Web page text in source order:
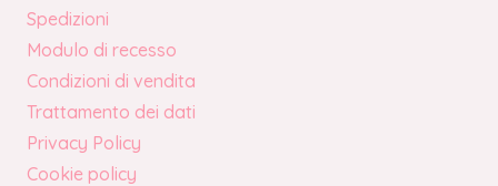
Spedizioni
Modulo di recesso
Condizioni di vendita
Trattamento dei dati
Privacy Policy
Cookie policy